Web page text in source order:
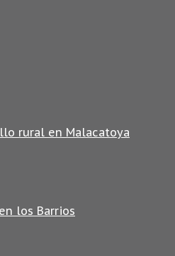
rural en Malacatoya
los Barrios